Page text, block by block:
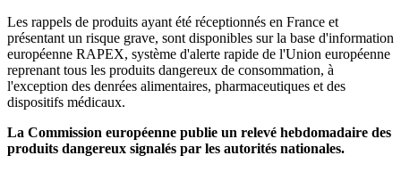
Les rappels de produits ayant été réceptionnés en France et
présentant un risque grave, sont disponibles sur la base d'information
européenne RAPEX, système d'alerte rapide de l'Union européenne
reprenant tous les produits dangereux de consommation, à
l'exception des denrées alimentaires, pharmaceutiques et des
dispositifs médicaux.
La Commission européenne publie un relevé hebdomadaire des
produits dangereux signalés par les autorités nationales.